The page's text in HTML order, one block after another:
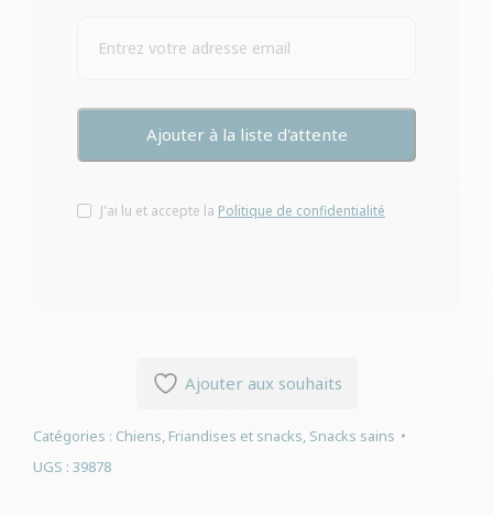
J'ai lu et accepte la Politique de confidentialité
Ajouter aux souhaits
Catégories : Chiens, Friandises et snacks, Snacks sains
UGS : 39878